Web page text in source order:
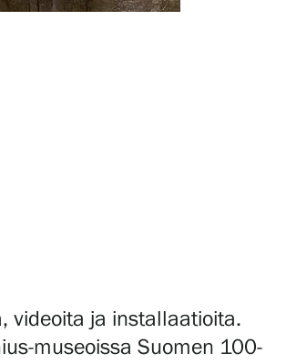
videoita ja installaatioita.
museoissa Suomen 100-